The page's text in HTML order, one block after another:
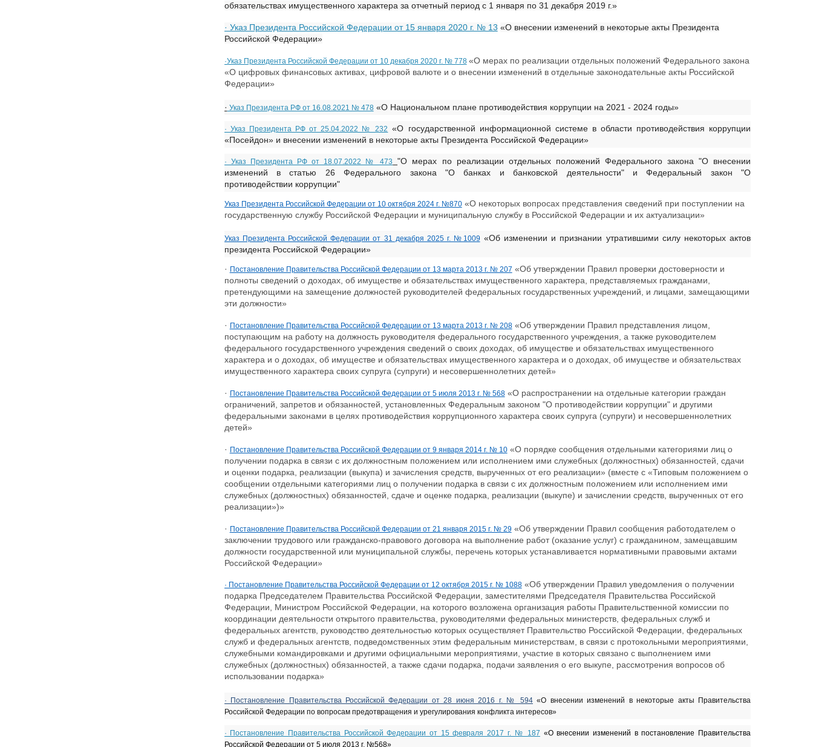
обязательствах имущественного характера за отчетный период с 1 января по 31 декабря 2019 г.»
· Указ Президента Российской Федерации от 15 января 2020 г. № 13 «О внесении изменений в некоторые акты Президента
Российской Федерации»
·Указ Президента Российской Федерации от 10 декабря 2020 г. № 778 «О мерах по реализации отдельных положений Федерального закона
«О цифровых финансовых активах, цифровой валюте и о внесении изменений в отдельные законодательные акты Российской
Федерации»
· Указ Президента РФ от 16.08.2021 № 478«О Национальном плане противодействия коррупции на 2021 - 2024 годы»
· Указ Президента РФ от 25.04.2022 № 232 «О государственной информационной системе в области противодействия коррупции
«Посейдон» и внесении изменений в некоторые акты Президента Российской Федерации»
· Указ Президента РФ от 18.07.2022 № 473
"О мерах по реализации отдельных положений Федерального закона "О внесении
изменений в статью 26 Федерального закона "О банках и банковской деятельности" и Федеральный закон "О
противодействии коррупции"
Указ Президента Российской Федерации от 10 октября 2024 г. №870«О некоторых вопросах представления сведений при поступлении на
государственную службу Российской Федерации и муниципальную службу в Российской Федерации и их актуализации»
Указ Президента Российской Федерации от 31 декабря 2025 г. №1009«Об изменении и признании утратившими силу некоторых актов
президента Российской Федерации»
· Постановление Правительства Российской Федерации от 13 марта 2013 г. № 207 «Об утверждении Правил проверки достоверности и
полноты сведений о доходах, об имуществе и обязательствах имущественного характера, представляемых гражданами,
претендующими на замещение должностей руководителей федеральных государственных учреждений, и лицами, замещающими
эти должности»
· Постановление Правительства Российской Федерации от 13 марта 2013 г. № 208«Об утверждении Правил представления лицом,
поступающим на работу на должность руководителя федерального государственного учреждения, а также руководителем
федерального государственного учреждения сведений о своих доходах, об имуществе и обязательствах имущественного
характера и о доходах, об имуществе и обязательствах имущественного характера и о доходах, об имуществе и обязательствах
имущественного характера своих супруга (супруги) и несовершеннолетних детей»
· Постановление Правительства Российской Федерации от 5 июля 2013 г. № 568«О распространении на отдельные категории граждан
ограничений, запретов и обязанностей, установленных Федеральным законом "О противодействии коррупции" и другими
федеральными законами в целях противодействия коррупционного характера своих супруга (супруги) и несовершеннолетних
детей»
· Постановление Правительства Российской Федерации от 9 января 2014 г. № 10«О порядке сообщения отдельными категориями лиц о
получении подарка в связи с их должностным положением или исполнением ими служебных (должностных) обязанностей, сдачи
и оценки подарка, реализации (выкупа) и зачисления средств, вырученных от его реализации» (вместе с «Типовым положением о
сообщении отдельными категориями лиц о получении подарка в связи с их должностным положением или исполнением ими
служебных (должностных) обязанностей, сдаче и оценке подарка, реализации (выкупе) и зачислении средств, вырученных от его
реализации»)»
· Постановление Правительства Российской Федерации от 21 января 2015 г. № 29«Об утверждении Правил сообщения работодателем о
заключении трудового или гражданско-правового договора на выполнение работ (оказание услуг) с гражданином, замещавшим
должности государственной или муниципальной службы, перечень которых устанавливается нормативными правовыми актами
Российской Федерации»
· Постановление Правительства Российской Федерации от 12 октября 2015 г. № 1088«Об утверждении Правил уведомления о получении
подарка Председателем Правительства Российской Федерации, заместителями Председателя Правительства Российской
Федерации, Министром Российской Федерации, на которого возложена организация работы Правительственной комиссии по
координации деятельности открытого правительства, руководителями федеральных министерств, федеральных служб и
федеральных агентств, руководство деятельностью которых осуществляет Правительство Российской Федерации, федеральных
служб и федеральных агентств, подведомственных этим федеральным министерствам, в связи с протокольными мероприятиями,
служебными командировками и другими официальными мероприятиями, участие в которых связано с выполнением ими
служебных (должностных) обязанностей, а также сдачи подарка, подачи заявления о его выкупе, рассмотрения вопросов об
использовании подарка»
· Постановление Правительства Российской Федерации от 28 июня 2016 г. № 594 «О внесении изменений в некоторые акты Правительства
Российской Федерации по вопросам предотвращения и урегулирования конфликта интересов»
· Постановление Правительства Российской Федерации от 15 февраля 2017 г. № 187 «О внесении изменений в постановление Правительства
Российской Федерации от 5 июля 2013 г. №568»